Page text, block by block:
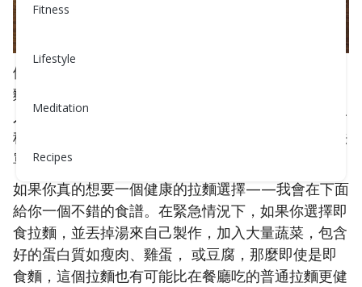
Fitness
Lifestyle
Meditation
Recipes
例如，許多日本女性像避瘟疫般避免任何形式的拉
麵，特別是用豬骨製作的濃郁豚骨拉麵。 很多日本
人也會在啜食麵條時喝湯，但他們認為湯底更像是一
種醬汁，不會喝剩下的，因為它太鹹和太油膩，無法
單獨飲用。
如果你真的想要一個健康的拉麵選擇——我會在下面
給你一個不錯的食譜。在緊急情況下，如果你選擇即
食拉麵，並丟掉湯來自己製作，加入大量蔬菜，包含
好的蛋白質如瘦肉、雞蛋， 或豆腐，那麼即使是即
食麵，這個拉麵也有可能比在餐廳吃的普通拉麵更健